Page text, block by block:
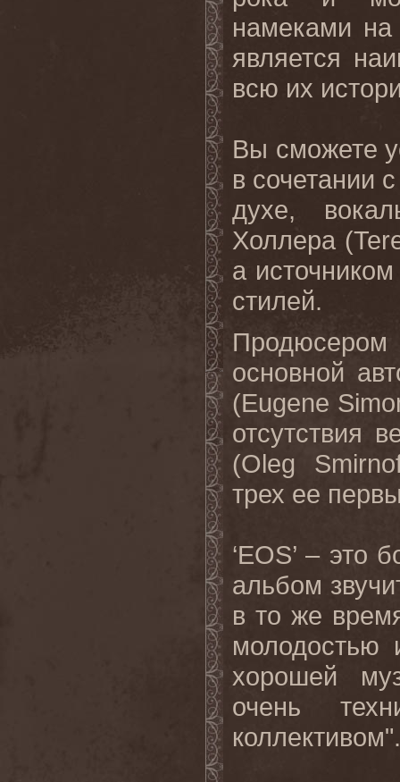
намеками
является
всю их
Вы сможете
в сочетании
духе,
Холлера (
а
стилей.
основной
(Eugene
отсутствия
(Oleg
трех ее
‘EOS’ – это
альбом
в то же
молодостью
хорошей
очень
коллективом".